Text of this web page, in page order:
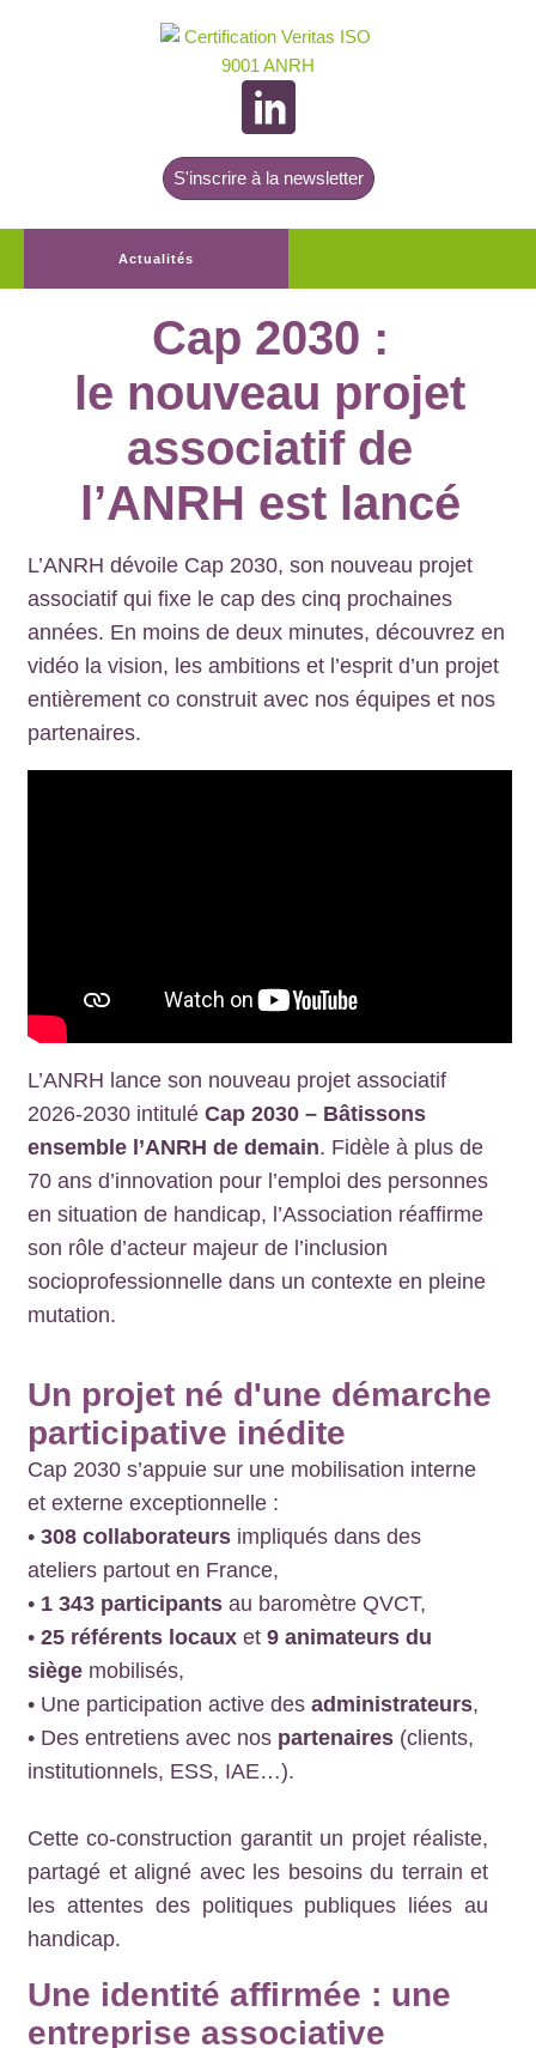
S'inscrire à la newsletter
Actualités
Cap 2030 :
le nouveau projet
associatif de
l’ANRH est lancé
L’ANRH dévoile Cap 2030, son nouveau projet
associatif qui fixe le cap des cinq prochaines
années. En moins de deux minutes, découvrez en
vidéo la vision, les ambitions et l’esprit d’un projet
entièrement co construit avec nos équipes et nos
partenaires.
L’ANRH lance son nouveau projet associatif
2026-2030 intitulé Cap 2030 – Bâtissons
ensemble l’ANRH de demain. Fidèle à plus de
70 ans d’innovation pour l’emploi des personnes
en situation de handicap, l’Association réaffirme
son rôle d’acteur majeur de l’inclusion
socioprofessionnelle dans un contexte en pleine
mutation.
Un projet né d'une démarche
participative inédite
Cap 2030 s’appuie sur une mobilisation interne
et externe exceptionnelle :
• 308 collaborateurs impliqués dans des
ateliers partout en France,
• 1 343 participants au baromètre QVCT,
• 25 référents locaux et 9 animateurs du
siège mobilisés,
• Une participation active des administrateurs,
• Des entretiens avec nos partenaires (clients,
institutionnels, ESS, IAE…).
Cette co-construction garantit un projet réaliste,
partagé et aligné avec les besoins du terrain et
les attentes des politiques publiques liées au
handicap.
Une identité affirmée : une
entreprise associative